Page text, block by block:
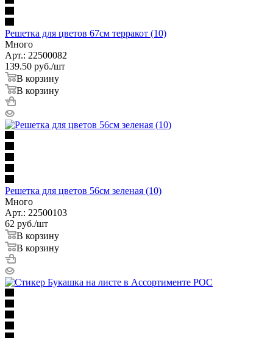
Решетка для цветов 67см терракот (10)
Много
Арт.: 22500082
139.50 руб./шт
В корзину
В корзину
Решетка для цветов 56см зеленая (10)
Много
Арт.: 22500103
62 руб./шт
В корзину
В корзину